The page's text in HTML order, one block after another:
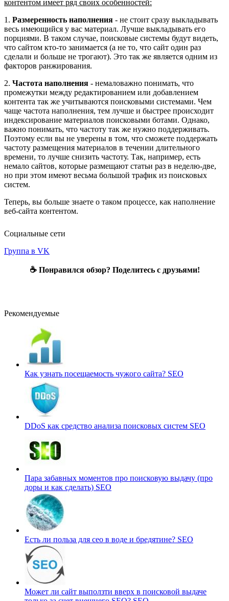
контентом имеет ряд своих особенностей:
1. Размеренность наполнения - не стоит сразу выкладывать
весь имеющийся у вас материал. Лучше выкладывать его
порциями. В таком случае, поисковые системы будут видеть,
что сайтом кто-то занимается (а не то, что сайт один раз
сделали и больше не трогают). Это так же является одним из
факторов ранжирования.
2. Частота наполнения - немаловажно понимать, что
промежутки между редактированием или добавлением
контента так же учитываются поисковыми системами. Чем
чаще частота наполнения, тем лучше и быстрее происходит
индексирование материалов поисковыми ботами. Однако,
важно понимать, что частоту так же нужно поддерживать.
Поэтому если вы не уверены в том, что сможете поддержать
частоту размещения материалов в течении длительного
времени, то лучше снизить частоту. Так, например, есть
немало сайтов, которые размещают статьи раз в неделю-две,
но при этом имеют весьма большой трафик из поисковых
систем.
Теперь, вы больше знаете о таком процессе, как наполнение
веб-сайта контентом.
Социальные сети
Группа в VK
☕ Понравился обзор? Поделитесь с друзьями!
Рекомендуемые
Как узнать посещаемость чужого сайта? SEO
DDoS как средство анализа поисковых систем SEO
Пара забавных моментов про поисковую выдачу (про
доры и как сделать) SEO
Есть ли польза для сео в воде и бредятине? SEO
Может ли сайт выползти вверх в поисковой выдаче